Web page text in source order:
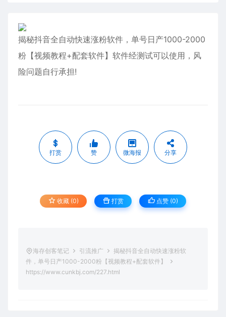
揭秘抖音全自动快速涨粉软件，单号日产1000-2000
粉【视频教程+配套软件】软件经测试可以使用，风
险问题自行承担!
打赏 赞 微海报 分享
收藏 (0) 打赏 点赞 (0)
海存创客笔记 引流推广
揭秘抖音全自动快速涨粉软
件，单号日产1000-2000粉【视频教程+配套软件】
https://www.cunkbj.com/227.html